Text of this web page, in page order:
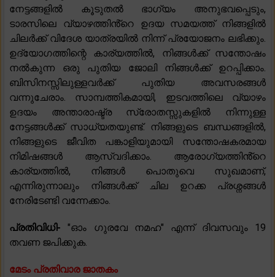
നേട്ടങ്ങളിൽ കൂടുതൽ ഭാഗ്യം അനുഭവപ്പെടും,
ടാരസിലെ വ്യാഴത്തിൻ്റെ ഉദയ സമയത്ത് നിങ്ങളിൽ
ചിലർക്ക് വിദേശ യാത്രയിൽ നിന്ന് പ്രയോജനം ലഭിക്കും.
ഉദ്യോഗത്തിന്റെ കാര്യത്തിൽ, നിങ്ങൾക്ക് സന്തോഷം
നൽകുന്ന ഒരു പുതിയ ജോലി നിങ്ങൾക്ക് ഉറപ്പിക്കാം.
ബിസിനസ്സിലുള്ളവർക്ക് പുതിയ അവസരങ്ങൾ
വന്നുചേരാം. സാമ്പത്തികമായി, ഇടവത്തിലെ വ്യാഴം
ഉദയം അന്താരാഷ്ട്ര സ്രോതസ്സുകളിൽ നിന്നുള്ള
നേട്ടങ്ങൾക്ക് സാധ്യതയുണ്ട്. നിങ്ങളുടെ ബന്ധങ്ങളിൽ,
നിങ്ങളുടെ ജീവിത പങ്കാളിയുമായി സന്തോഷകരമായ
നിമിഷങ്ങൾ ആസ്വദിക്കാം. ആരോഗ്യത്തിൻ്റെ
കാര്യത്തിൽ, നിങ്ങൾ പൊതുവെ സുഖമാണ്,
എന്നിരുന്നാലും നിങ്ങൾക്ക് ചില ഉറക്ക പ്രശ്നങ്ങൾ
നേരിടേണ്ടി വന്നേക്കാം.
പ്രതിവിധി-"ഓം ഗുരവേ നമഹ" എന്ന് ദിവസവും 19
തവണ ജപിക്കുക.
മേടം പ്രതിവാര ജാതകം